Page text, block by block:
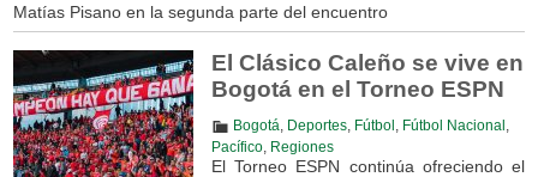
Matías Pisano en la segunda parte del encuentro
El Clásico Caleño se vive en
Bogotá en el Torneo ESPN
Bogotá Deportes, Fútbol Fútbol Nacional
Pacífico, Regiones
El Torneo ESPN continúa ofreciendo el